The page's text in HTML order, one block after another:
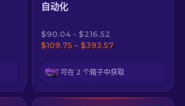
自动化
$90.04 - $216.52
$109.75 – $393.57
可在 2 个箱子中获取